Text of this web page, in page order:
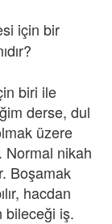
için bir
biri ile
derse, dul
üzere
Normal nikah
Boşamak
hacdan
bileceği iş.